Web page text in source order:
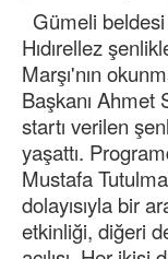
Gümeli
Hıdırellez
Marşı'nın
Başkanı Ahmet
startı verilen
yaşattı.
Mustafa
dolayısıyla bir
etkinliği, diğeri